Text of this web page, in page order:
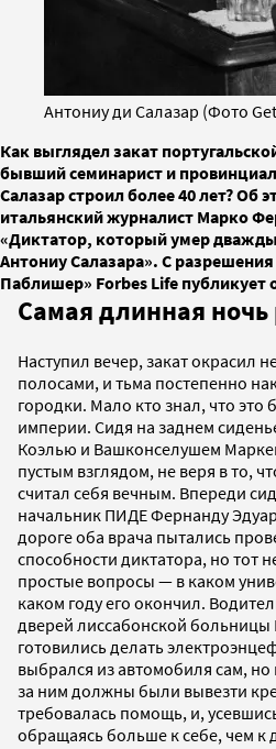
Антониу ди Салазар (Фото
Как выглядел закат
бывший семинарист и
Салазар строил более 40 лет? Об
итальянский журналист Марко
«Диктатор, который умер
Антониу Салазара». С
Паблишер» Forbes Life публикует
Самая длинная
Наступил вечер, закат окрасил
полосами, и тьма постепенно
городки. Мало кто знал, что это
империи. Сидя на заднем
Коэлью и Вашконселушем
пустым взглядом, не веря в то,
считал себя вечным. Впереди
начальник ПИДЕ Фернанду
дороге оба врача пытались
способности диктатора, но тот
простые вопросы — в каком
каком году его окончил.
дверей лиссабонской больницы
готовились делать
выбрался из автомобиля сам,
за ним должны были вывезти
требовалась помощь, и,
обращаясь больше к себе, чем к